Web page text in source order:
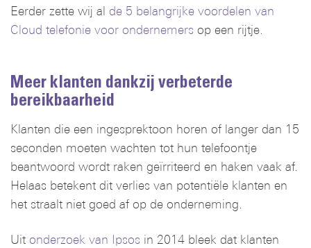
Eerder zette wij al de 5 belangrijke voordelen van
Cloud telefonie voor ondernemers op een rijtje.
Meer klanten dankzij verbeterde
bereikbaarheid
Klanten die een ingesprektoon horen of langer dan 15
seconden moeten wachten tot hun telefoontje
beantwoord wordt raken geïrriteerd en haken vaak af.
Helaas betekent dit verlies van potentiële klanten en
het straalt niet goed af op de onderneming.
Uit onderzoek van Ipsos in 2014 bleek dat klanten